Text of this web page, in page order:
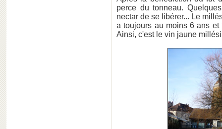
perce du tonneau.
nectar de se libérer... Le
a toujours au moins 6 ans
Ainsi, c'est le vin jaune